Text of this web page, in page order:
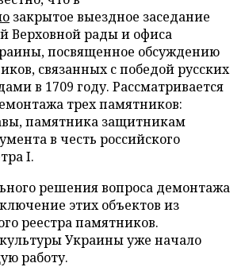
закрытое выездное заседание
Верховной рады и офиса
посвященное обсуждению
связанных с победой русских
в 1709 году. Рассматривается
трех памятников:
памятника защитникам
в честь российского
I.
решения вопроса демонтажа
этих объектов из
реестра памятников.
Украины уже начало
работу.